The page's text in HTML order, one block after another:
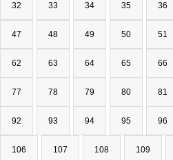
32 33 34 35 36
47 48 49 50 51
62 63 64 65 66
77 78 79 80 81
92 93 94 95 96
106 107 108 109